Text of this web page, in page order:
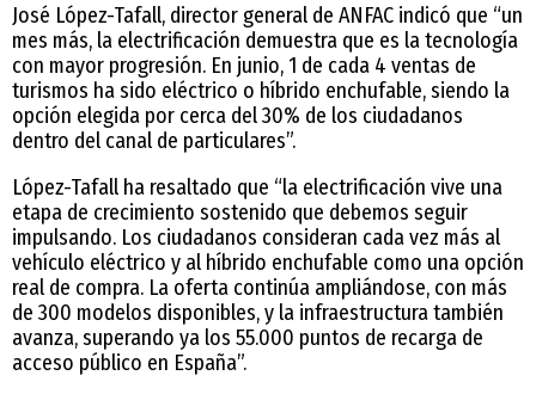
José López-Tafall, director general de ANFAC indicó que “un
mes más, la electrificación demuestra que es la tecnología
con mayor progresión. En junio, 1 de cada 4 ventas de
turismos ha sido eléctrico o híbrido enchufable, siendo la
opción elegida por cerca del 30% de los ciudadanos
dentro del canal de particulares”.
López-Tafall ha resaltado que “la electrificación vive una
etapa de crecimiento sostenido que debemos seguir
impulsando. Los ciudadanos consideran cada vez más al
vehículo eléctrico y al híbrido enchufable como una opción
real de compra. La oferta continúa ampliándose, con más
de 300 modelos disponibles, y la infraestructura también
avanza, superando ya los 55.000 puntos de recarga de
acceso público en España”.